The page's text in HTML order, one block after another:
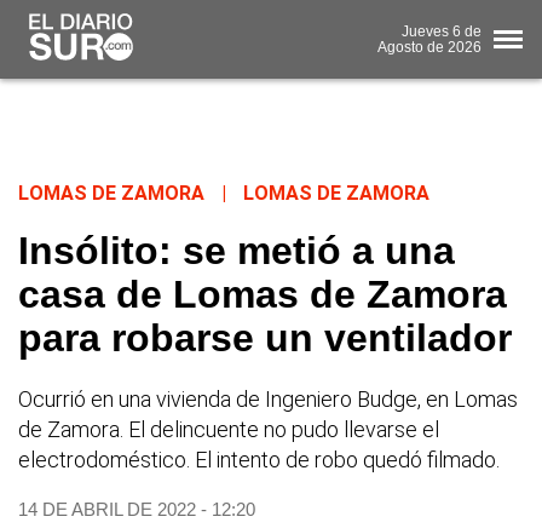
Jueves 6 de
Agosto de 2026
LOMAS DE ZAMORA LOMAS DE ZAMORA
Insólito: se metió a una
casa de Lomas de Zamora
para robarse un ventilador
Ocurrió en una vivienda de Ingeniero Budge, en Lomas
de Zamora. El delincuente no pudo llevarse el
electrodoméstico. El intento de robo quedó filmado.
14 DE ABRIL DE 2022 - 12:20